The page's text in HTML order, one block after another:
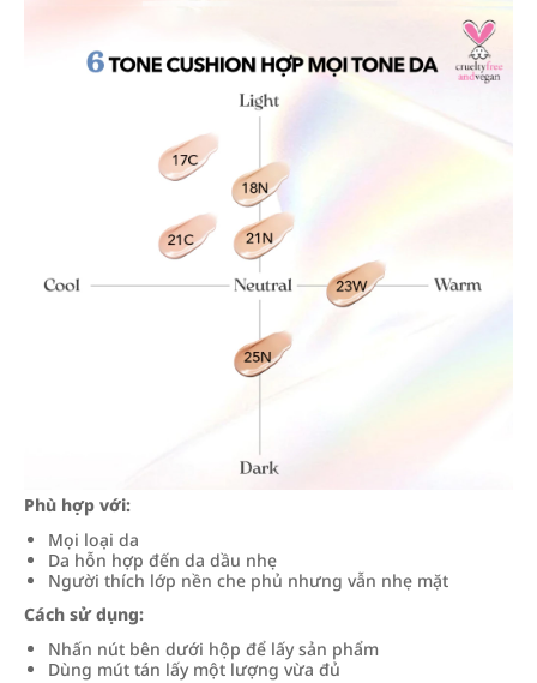
Phù hợp với:
Mọi loại da
Da hỗn hợp đến da dầu nhẹ
Người thích lớp nền che phủ nhưng vẫn nhẹ mặt
Cách sử dụng:
Nhấn nút bên dưới hộp để lấy sản phẩm
Dùng mút tán lấy một lượng vừa đủ